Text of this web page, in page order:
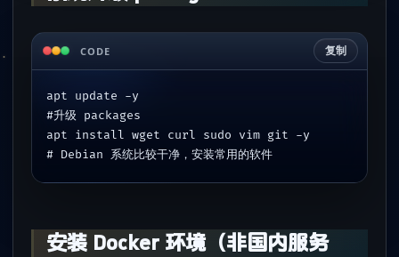
CODE 复制
apt update -y
#升级 packages
apt install wget curl sudo vim git -y
# Debian 系统比较干净，安装常用的软件
安装 Docker 环境（非国内服务